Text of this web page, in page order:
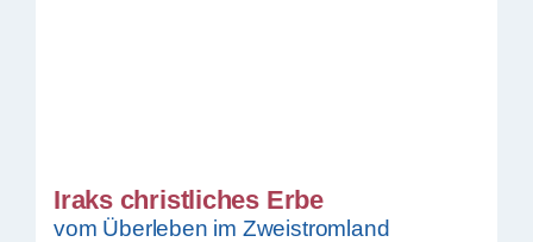
Iraks christliches Erbe
vom Überleben im Zweistromland